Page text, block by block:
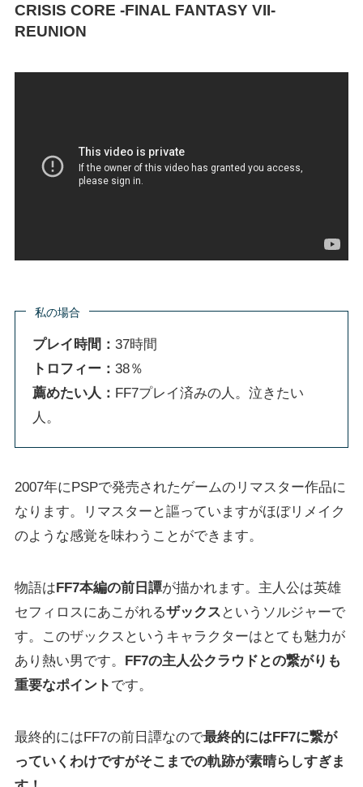
CRISIS CORE -FINAL FANTASY VII-
REUNION
私の場合
プレイ時間：37時間
トロフィー：38％
薦めたい人： FF7プレイ済みの人。泣きたい
人。
2007年にPSPで発売されたゲームのリマスター作品に
なります。リマスターと謳っていますがほぼリメイク
のような感覚を味わうことができます。
物語はFF7本編の前日譚が描かれます。主人公は英雄
セフィロスにあこがれるザックス というソルジャーで
す。このザックスというキャラクターはとても魅力が
あり熱い男です。 FF7の主人公クラウドとの繋がりも
重要なポイント です。
最終的にはFF7の前日譚なので最終的にはFF7に繋が
っていくわけですがそこまでの軌跡が素晴らしすぎま